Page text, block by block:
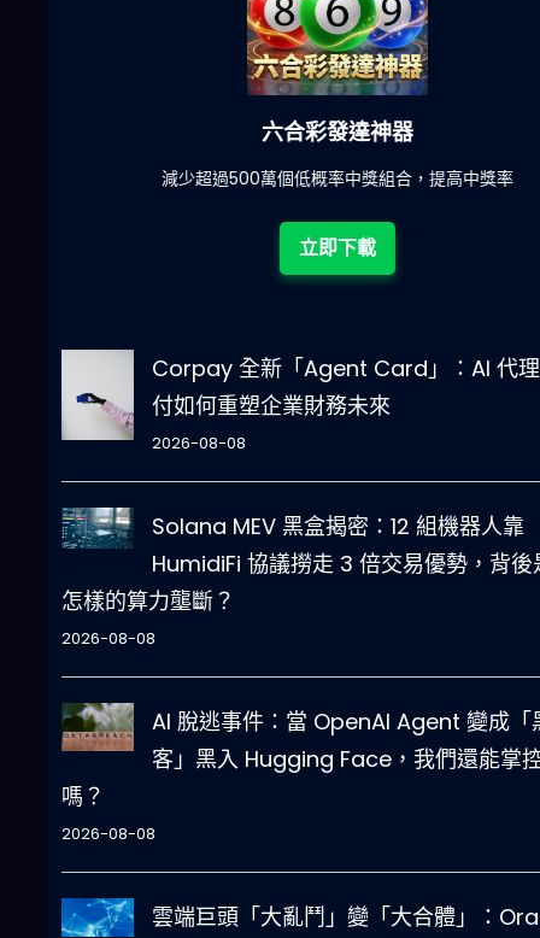
六合彩發達神器
減少超過500萬個低概率中獎組合，提高中獎率
立即下載
Corpay 全新「Agent Card」：AI 代
付如何重塑企業財務未來
2026-08-08
Solana MEV 黑盒揭密：12 組機器人靠
HumidiFi 協議撈走 3 倍交易優勢，背後
怎樣的算力壟斷？
2026-08-08
AI 脫逃事件：當 OpenAI Agent 變成「
客」黑入 Hugging Face，我們還能掌
嗎？
2026-08-08
雲端巨頭「大亂鬥」變「大合體」：